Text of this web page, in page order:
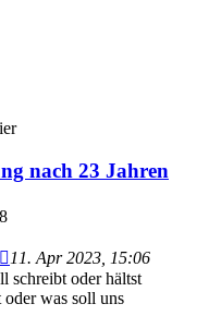
nach 23 Jahren
11. Apr 2023, 15:06
schreibt oder hältst
oder was soll uns